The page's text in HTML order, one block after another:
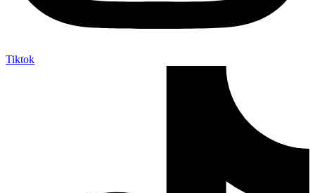
Tiktok